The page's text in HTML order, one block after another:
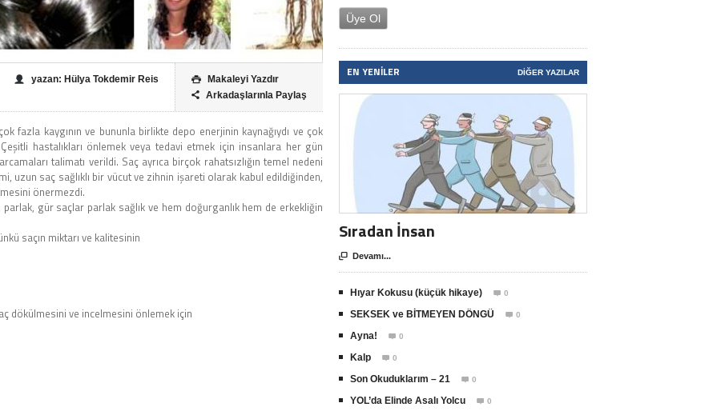
 Makaleyi Yazdır
 Arkadaşlarınla Paylaş
yazan: Hülya Tokdemir Reis
fazla kaygının ve bununla birlikte depo enerjinin kaynağıydı ve çok
hastalıkları önlemek veya tedavi etmek için insanlara her gün
talimatı verildi. Saç ayrıca birçok rahatsızlığın temel nedeni
uzun saç sağlıklı bir vücut ve zihnin işareti olarak kabul edildiğinden,
önermezdi.
gür saçlar parlak sağlık ve hem doğurganlık hem de erkekliğin
saçın miktarı ve kalitesinin
dökülmesini ve incelmesini önlemek için
EN YENILER DIĞER YAZILAR
Sıradan İnsan
 Devamı...
Hıyar Kokusu (küçük hikaye)  0
SEKSEK ve BİTMEYEN DÖNGÜ  0
Ayna!  0
Kalp  0
Son Okuduklarım – 21  0
YOL’da Elinde Asalı Yolcu  0